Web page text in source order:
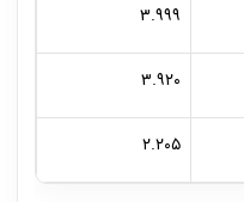
۳.۹۹۹
۳.۹۲۰
۲.۲۰۵